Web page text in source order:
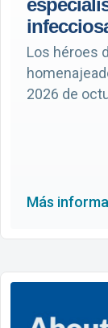
Los héroes
2026 de
Más